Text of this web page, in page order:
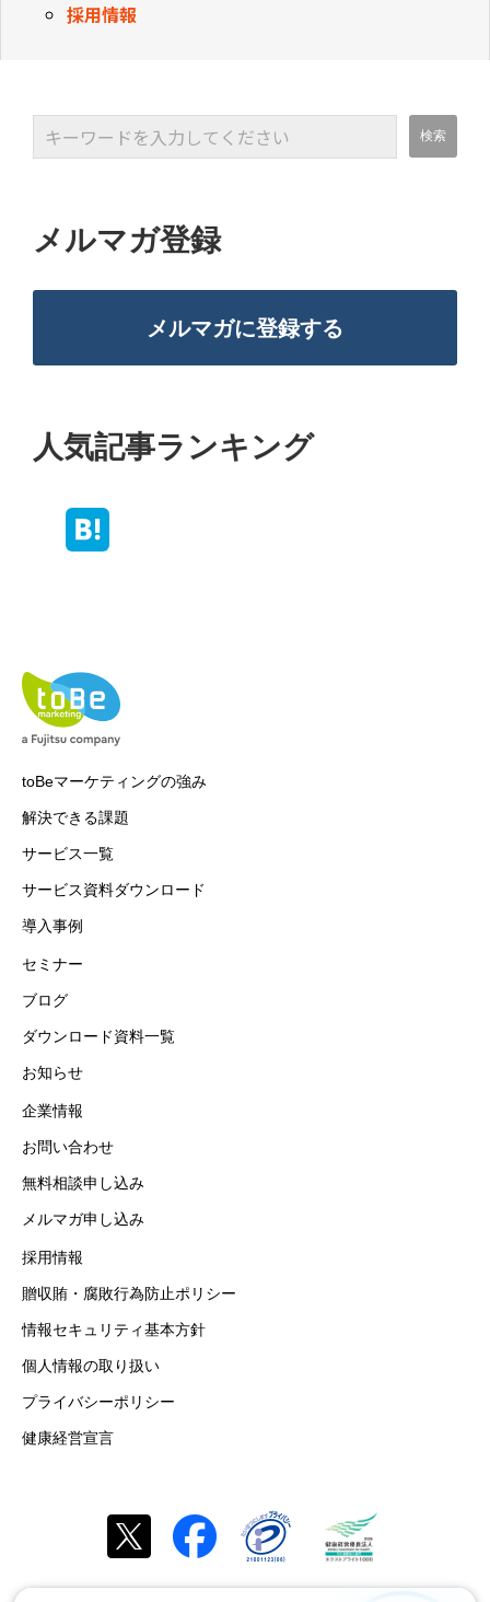
採用情報
メルマガ登録
メルマガに登録する
人気記事ランキング
toBeマーケティングの強み
解決できる課題
サービス一覧
サービス資料ダウンロード
導入事例
セミナー
ブログ
ダウンロード資料一覧
お知らせ
企業情報
お問い合わせ
無料相談申し込み
メルマガ申し込み
採用情報
贈収賄・腐敗行為防止ポリシー
情報セキュリティ基本方針
個人情報の取り扱い
プライバシーポリシー
健康経営宣言